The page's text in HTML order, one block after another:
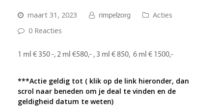
maart 31, 2023 rimpelzorg
Acties
0 Reacties
1 ml € 350 -, 2 ml €580,- , 3 ml € 850, 6 ml € 1500,-
***Actie geldig tot ( klik op de link hieronder, dan
scrol naar beneden om je deal te vinden en de
geldigheid datum te weten)